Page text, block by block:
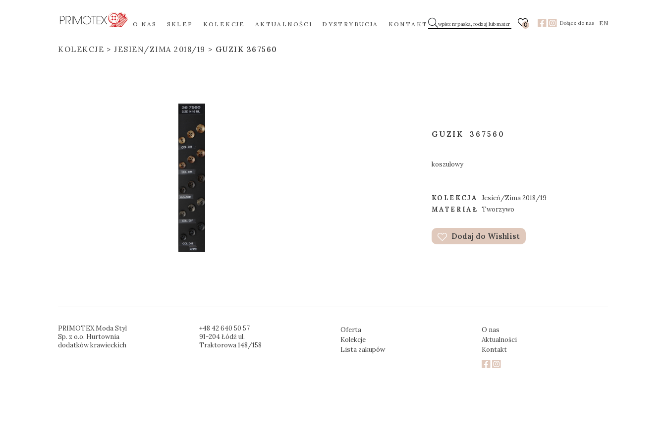
O NAS SKLEP KOLEKCJE AKTUALNOŚCI DYSTRYBUCJA KONTAKT 0 Dołącz do nas EN
KOLEKCJE JESIEŃ/ZIMA 2018/19 GUZIK 367560
GUZIK 367560
koszulowy
KOLEKCJA
Jesień/Zima 2018/19
MATERIAŁ Tworzywo
Dodaj do Wishlist
PRIMOTEX Moda Styl
Sp. z o.o. Hurtownia
dodatków krawieckich
+48 42 640 50 57
91-204 Łódź ul.
Traktorowa 148/158
Oferta
Kolekcje
Lista zakupów
O nas
Aktualności
Kontakt